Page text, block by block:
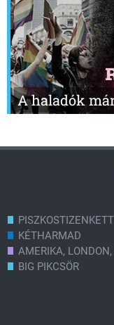
A haladók
KÉTHARMAD
AMERIKA,
BIG PIKCSÖR